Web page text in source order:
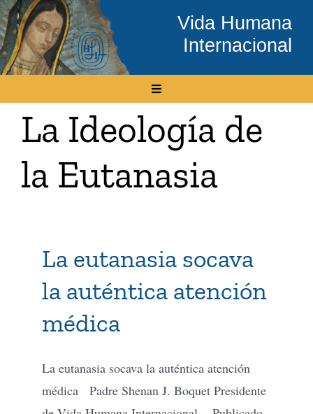
Skip
to
content
Vida Humana
Internacional
Toggle
Inicio
Conócenos
Boletín Electrónico
La Ideología de
la Eutanasia
La eutanasia socava
la auténtica atención
médica
La eutanasia socava la auténtica atención
médica Padre Shenan J. Boquet Presidente